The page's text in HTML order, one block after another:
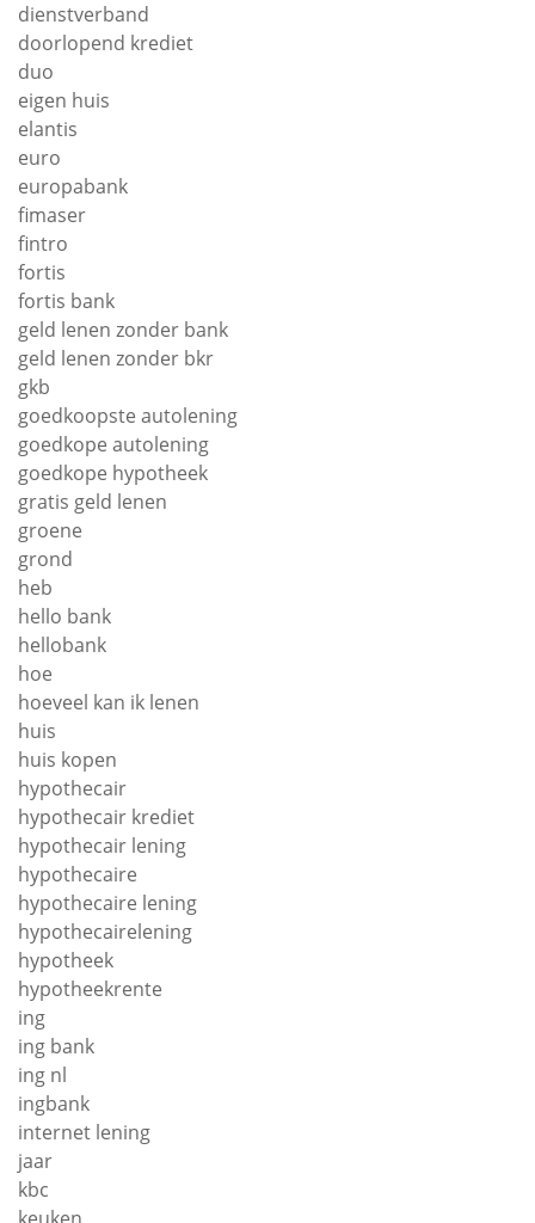
dienstverband
doorlopend krediet
duo
eigen huis
elantis
euro
europabank
fimaser
fintro
fortis
fortis bank
geld lenen zonder bank
geld lenen zonder bkr
gkb
goedkoopste autolening
goedkope autolening
goedkope hypotheek
gratis geld lenen
groene
grond
heb
hello bank
hellobank
hoe
hoeveel kan ik lenen
huis
huis kopen
hypothecair
hypothecair krediet
hypothecair lening
hypothecaire
hypothecaire lening
hypothecairelening
hypotheek
hypotheekrente
ing
ing bank
ing nl
ingbank
internet lening
jaar
kbc